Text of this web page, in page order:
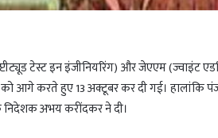
टेस्ट इन इंजीनियरिंग) और जेएएम (ज्वाइंट
को आगे करते हुए 13 अक्टूबर कर दी गई। हालांकि
अभय करींदकर ने दी।